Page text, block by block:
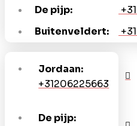
De pijp:
Buitenveldert:
Jordaan:
+31206225663
De pijp: